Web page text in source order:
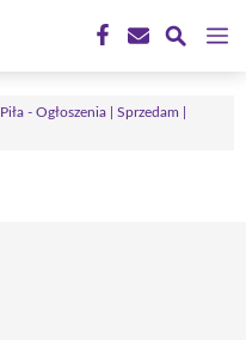
Piła - Ogłoszenia | Sprzedam |